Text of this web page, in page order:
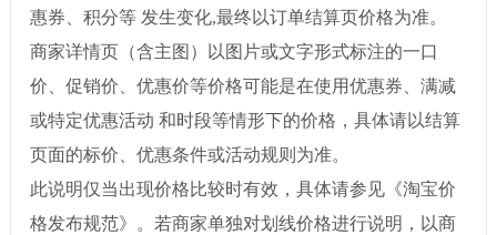
惠券、积分等 发生变化,最终以订单结算页价格为准。
商家详情页（含主图）以图片或文字形式标注的一口
价、促销价、优惠价等价格可能是在使用优惠券、满减
或特定优惠活动 和时段等情形下的价格，具体请以结算
页面的标价、优惠条件或活动规则为准。
此说明仅当出现价格比较时有效，具体请参见《淘宝价
格发布规范》。若商家单独对划线价格进行说明，以商